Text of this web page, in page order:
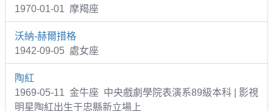
1970-01-01 摩羯座
沃納-赫爾措格
1942-09-05 處女座
陶紅
1969-05-11 金牛座 中央戲劇學院表演系89級本科 | 影視
明星陶紅出生于忠縣新立場上